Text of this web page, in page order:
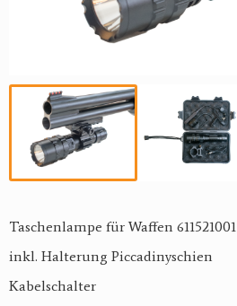
Taschenlampe für Waffen 611521001
inkl. Halterung Piccadinyschien
Kabelschalter